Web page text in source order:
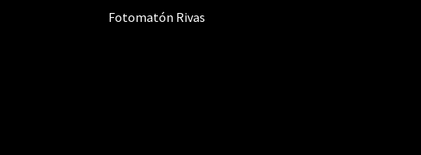
Fotomatón Rivas